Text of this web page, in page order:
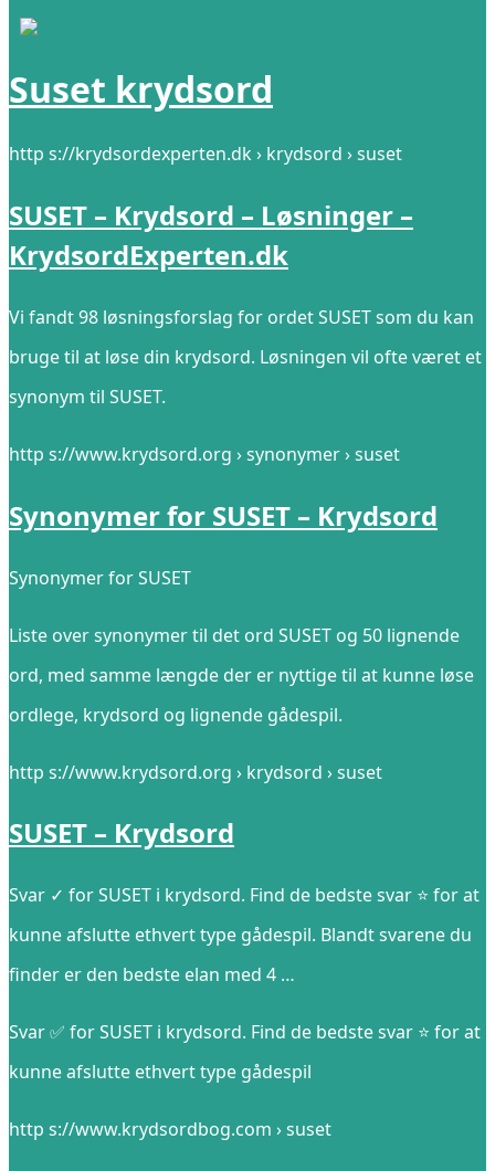
Suset krydsord
http s://krydsordexperten.dk › krydsord › suset
SUSET – Krydsord – Løsninger –
KrydsordExperten.dk
Vi fandt 98 løsningsforslag for ordet SUSET som du kan
bruge til at løse din krydsord. Løsningen vil ofte været et
synonym til SUSET.
http s://www.krydsord.org › synonymer › suset
Synonymer for SUSET – Krydsord
Synonymer for SUSET
Liste over synonymer til det ord SUSET og 50 lignende
ord, med samme længde der er nyttige til at kunne løse
ordlege, krydsord og lignende gådespil.
http s://www.krydsord.org › krydsord › suset
SUSET – Krydsord
Svar ✓ for SUSET i krydsord. Find de bedste svar ⭐ for at
kunne afslutte ethvert type gådespil. Blandt svarene du
finder er den bedste elan med 4 …
Svar ✅ for SUSET i krydsord. Find de bedste svar ⭐ for at
kunne afslutte ethvert type gådespil
http s://www.krydsordbog.com › suset